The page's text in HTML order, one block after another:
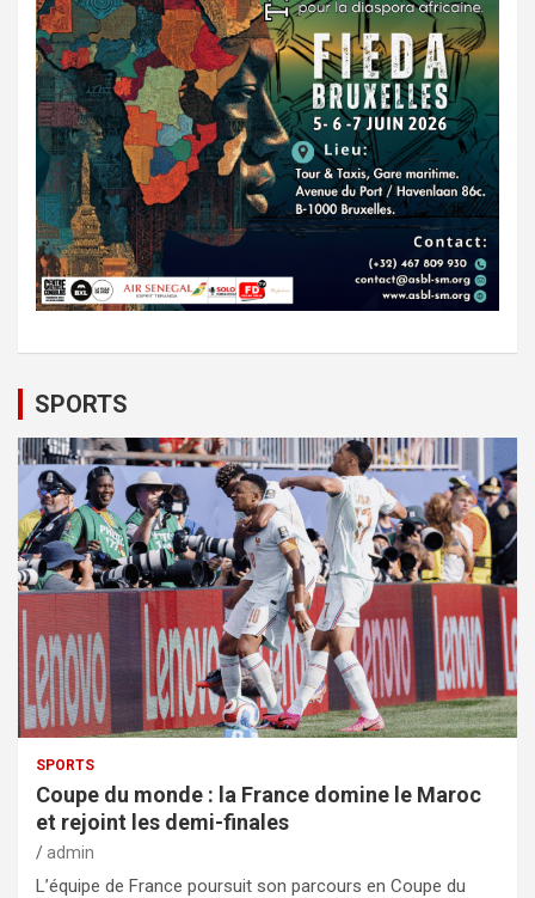
SPORTS
SPORTS
Coupe du monde : la France domine le Maroc
et rejoint les demi-finales
admin
L’équipe de France poursuit son parcours en Coupe du